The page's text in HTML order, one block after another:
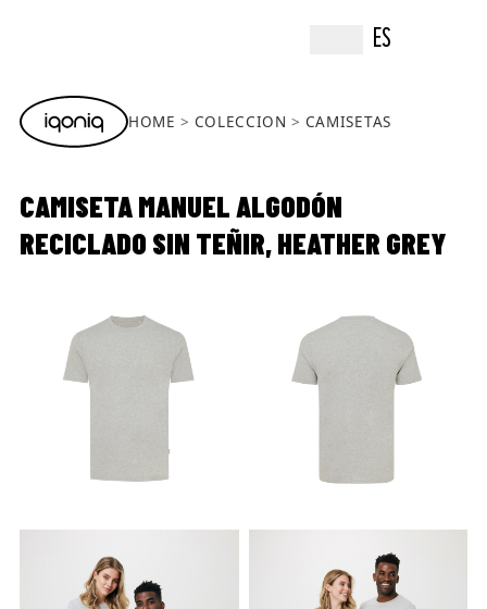
ES
HOME COLECCION CAMISETAS
CAMISETA MANUEL ALGODÓN
RECICLADO SIN TEÑIR, HEATHER GREY